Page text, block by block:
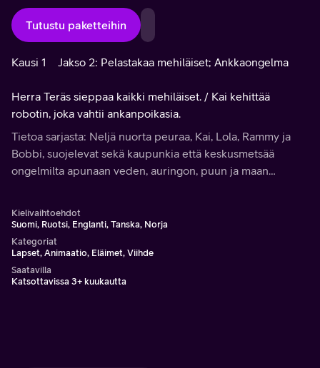
Tutustu paketteihin
Kausi 1 Jakso 2: Pelastakaa mehiläiset; Ankkaongelma
Herra Teräs sieppaa kaikki mehiläiset. / Kai kehittää
robotin, joka vahtii ankanpoikasia.
Tietoa sarjasta: Neljä nuorta peuraa, Kai, Lola, Rammy ja
Bobbi, suojelevat sekä kaupunkia että keskusmetsää
ongelmilta apunaan veden, auringon, puun ja maan
Kielivaihtoehdot
Suomi, Ruotsi, Englanti, Tanska, Norja
Kategoriat
Lapset, Animaatio, Eläimet, Viihde
Saatavilla
Katsottavissa 3+ kuukautta